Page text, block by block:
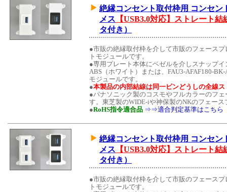
絶縁コンセント取付枠用 コンセン
メス 【USB3.0対応】ストレート結
タ付き）
●市販の絶縁取付枠を介して市販のフェース
トモジュールです。
●専用プレート本体にベゼルを介しスナップ
ABS（ホワイト）または、FAU3-AFAF180-
モジュールです。
●本製品の内部結線は同一ピンどうしの全線
●パナソニック製のコスモやフルカラーのフ
す。東芝製のWIDE-iや神保製のNKのフェー
●RoHS指令適合品 ⇒⇒適合判定基準はこちら
絶縁コンセント取付枠用 コンセン
メス 【USB3.0対応】ストレート結
タ付き）
●市販の絶縁取付枠を介して市販のフェース
トモジュールです。